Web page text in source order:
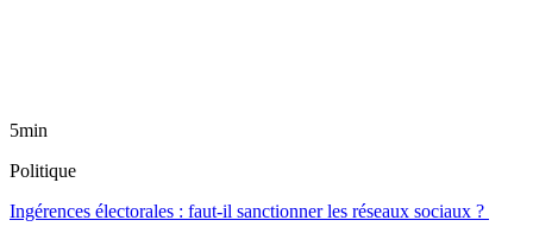
5min
Politique
Ingérences électorales : faut-il sanctionner les réseaux sociaux ?